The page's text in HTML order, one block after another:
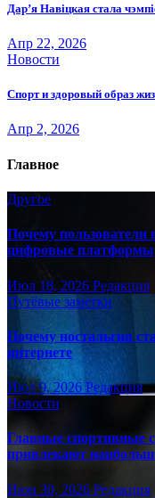
Дар’я Навіцкая стала
Апр 22, 2026
Новости
Спорт и здоровый образ
Апр 2, 2026
Главное
Другое
Почему
цифровые платформы
Июл 18, 2026 Редакция
Путёвые заметки
Почему ностальгия
интернете
Июл 9, 2026 Редакция
Новости
Главные спортивные
привлекают
Июн 30, 2026 Редакция